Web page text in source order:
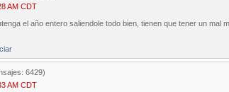
AM CDT
el año entero saliendole todo bien, tienen que tener un mal
6429)
AM CDT